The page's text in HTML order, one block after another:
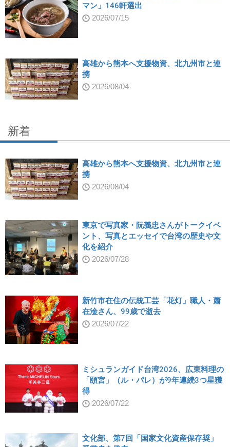
マン」146軒選出
2026/07/15
高雄から熊本へ支援物資、北九州市と連
携
2026/08/04
新着
高雄から熊本へ支援物資、北九州市と連
携
2026/08/04
東京で写真家・阮義忠さんがトークイベ
ント、写真とエッセイで台湾の歴史や文
化を紹介
2026/07/28
新竹市在住の伝統工芸「花灯」職人・蕭
在淦さん、99歳で逝去
2026/07/22
ミシュランガイド台湾2026、広東料理の
「頤宮」（ル・パレ）が9年連続3つ星獲
得
2026/07/22
文化部、第7回「国家文化資産保存奨」